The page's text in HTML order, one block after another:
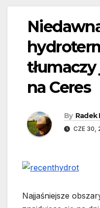
na Ceres
By Radek
CZE 30,
Najjaśniejsze